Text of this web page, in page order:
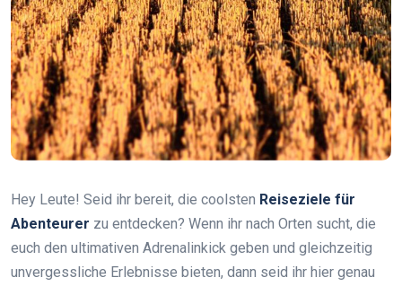
Hey Leute! Seid ihr bereit, die coolsten Reiseziele für
Abenteurer zu entdecken? Wenn ihr nach Orten sucht, die
euch den ultimativen Adrenalinkick geben und gleichzeitig
unvergessliche Erlebnisse bieten, dann seid ihr hier genau